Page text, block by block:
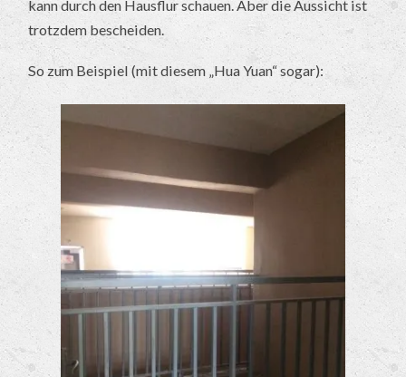
kann durch den Hausflur schauen. Aber die Aussicht ist
trotzdem bescheiden.
So zum Beispiel (mit diesem „Hua Yuan“ sogar):